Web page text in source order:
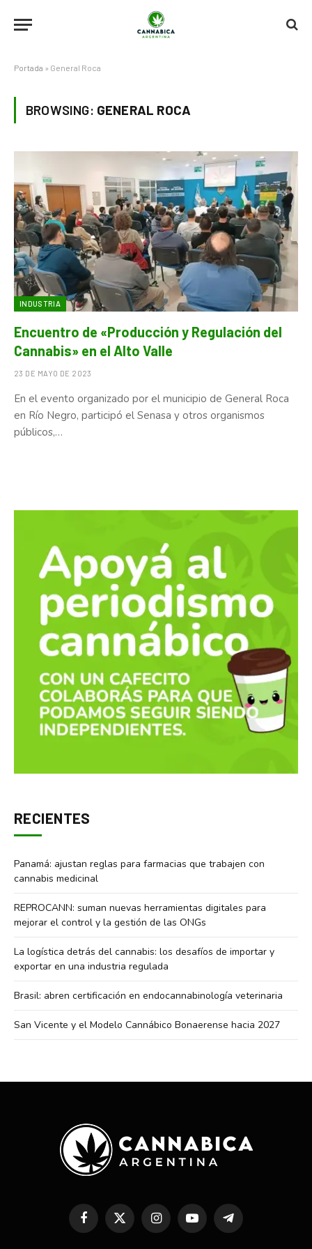
Portada » General Roca
BROWSING: GENERAL ROCA
INDUSTRIA
Encuentro de «Producción y Regulación del
Cannabis» en el Alto Valle
23 DE MAYO DE 2023
En el evento organizado por el municipio de General Roca
en Río Negro, participó el Senasa y otros organismos
públicos,…
RECIENTES
Panamá: ajustan reglas para farmacias que trabajen con
cannabis medicinal
REPROCANN: suman nuevas herramientas digitales para
mejorar el control y la gestión de las ONGs
La logística detrás del cannabis: los desafíos de importar y
exportar en una industria regulada
Brasil: abren certificación en endocannabinología veterinaria
San Vicente y el Modelo Cannábico Bonaerense hacia 2027
FacebookX
(Twitter)
InstagramYouTubeTelegram